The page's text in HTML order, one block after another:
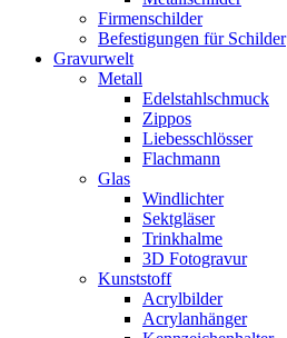
Firmenschilder
Befestigungen für Schilder
Gravurwelt
Metall
Edelstahlschmuck
Zippos
Liebesschlösser
Flachmann
Glas
Windlichter
Sektgläser
Trinkhalme
3D Fotogravur
Kunststoff
Acrylbilder
Acrylanhänger